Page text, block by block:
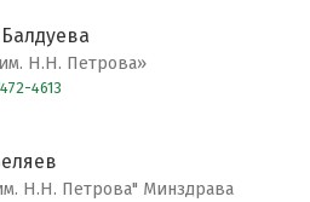
Н.Н. Петрова»
4613
Н.Н. Петрова" Минздрава